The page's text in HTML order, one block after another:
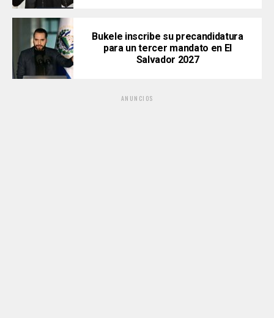
Bukele inscribe su precandidatura
para un tercer mandato en El
Salvador 2027
ANUNCIOS